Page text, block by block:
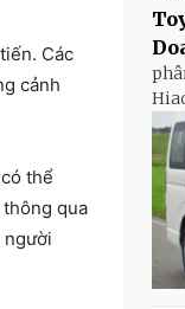
Các
cảnh
thể
qua
người